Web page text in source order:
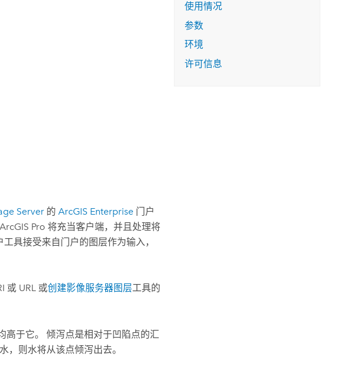
Server的 ArcGIS Enterprise门户
ArcGIS Pro 将充当客户端，并且处理将
具接受来自门户的图层作为输入，
或 URL 或创建影像服务器图层工具的
高于它。 倾泻点是相对于凹陷点的汇
，则水将从该点倾泻出去。
使用情况
参数
环境
许可信息